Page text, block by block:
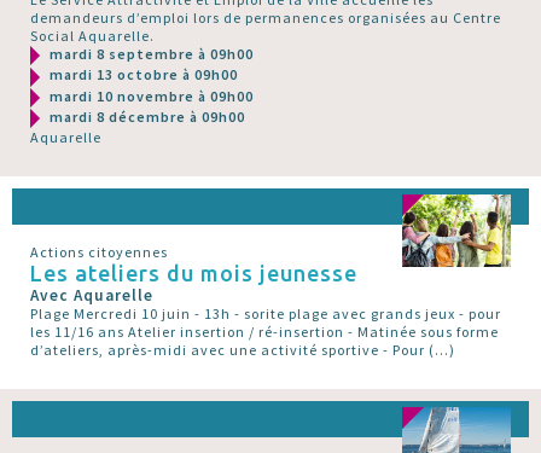
demandeurs d’emploi lors de permanences organisées au Centre
Social Aquarelle.
mardi 8 septembre à 09h00
mardi 13 octobre à 09h00
mardi 10 novembre à 09h00
mardi 8 décembre à 09h00
Aquarelle
Actions citoyennes
Les ateliers du mois jeunesse
Avec Aquarelle
Plage Mercredi 10 juin - 13h - sorite plage avec grands jeux - pour
les 11/16 ans Atelier insertion / ré-insertion - Matinée sous forme
d’ateliers, après-midi avec une activité sportive - Pour (…)